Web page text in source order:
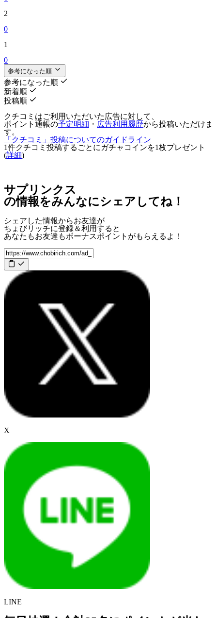
2
0
1
0
参考になった順
参考になった順
新着順
投稿順
クチコミはご利用いただいた広告に対して、
ポイント通帳の予定明細 ・ 広告利用履歴から投稿いただけま
す。
「クチコミ」投稿についてのガイドライン
1件クチコミ投稿するごとに ガチャコインを1枚プレゼント
(詳細)
サプリンクス
の情報をみんなにシェアしてね！
シェアした情報からお友達が
ちょびリッチに登録＆利用すると
あなたもお友達もボーナスポイント がもらえるよ！
X
LINE